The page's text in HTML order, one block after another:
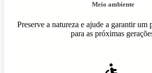
Meio ambiente
Preserve a natureza e ajude a garantir um
para as próximas